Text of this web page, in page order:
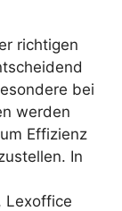
richtigen
bei
werden
Effizienz
In
Lexoffice